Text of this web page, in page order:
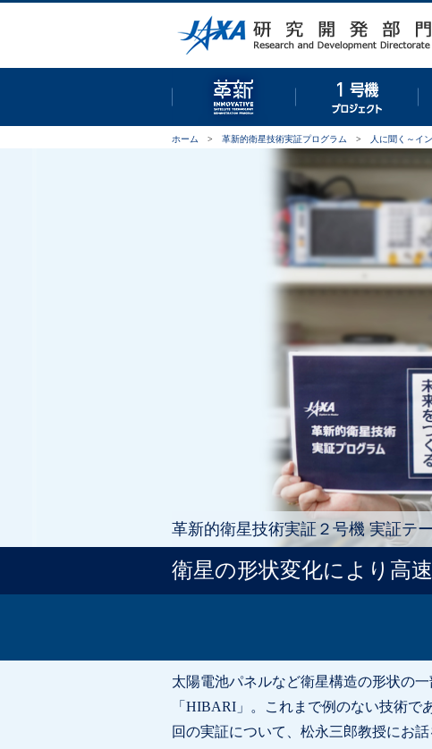
ホーム > 革新的衛星技術実証プログラム > 人に聞く～イ
革新的衛星技術実証２号機 実証テ
衛星の形状変化により高
太陽電池パネルなど衛星構造の形状の
「HIBARI」。これまで例のない技術
回の実証について、松永三郎教授にお話